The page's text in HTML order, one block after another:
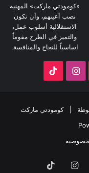
«كومودتي ماركت» المهنية
نصب أعينهم، وأن تكون
الاستقلالية أسلوب عمل،
والتميز في الطرح مقوماً
اساسياً للنجاح والمنافسة.
انستقرام
كومودتي ماركت
انستقرام